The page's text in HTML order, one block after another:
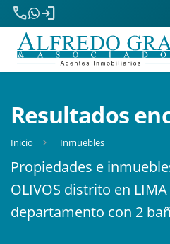
phone
login
Resultados
Inicio Inmuebles
Propiedades e
OLIVOS distrito en
departamento con 2